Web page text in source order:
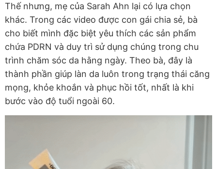
Thế nhưng, mẹ của Sarah Ahn lại có lựa chọn
khác. Trong các video được con gái chia sẻ, bà
cho biết mình đặc biệt yêu thích các sản phẩm
chứa PDRN và duy trì sử dụng chúng trong chu
trình chăm sóc da hằng ngày. Theo bà, đây là
thành phần giúp làn da luôn trong trạng thái căng
mọng, khỏe khoắn và phục hồi tốt, nhất là khi
bước vào độ tuổi ngoài 60.